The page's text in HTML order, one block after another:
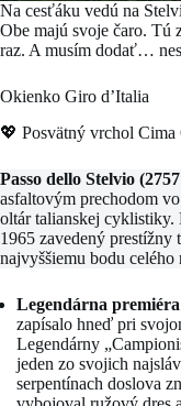
Na cesťáku vedú na
Obe majú svoje čaro. Tú
raz. A musím dodať…
Okienko Giro d’Italia
💖 Posvätný vrchol Cima
Passo dello Stelvio (2757
asfaltovým prechodom
oltár talianskej cyklistiky.
1965 zavedený prestížny
najvyššiemu bodu
Legendárna premiéra
zapísalo hneď pri
Legendárny
jeden zo svojich
serpentínach doslova